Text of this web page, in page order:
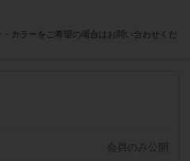
カラーをご希望の場合はお問い合わせくだ
会員のみ公開